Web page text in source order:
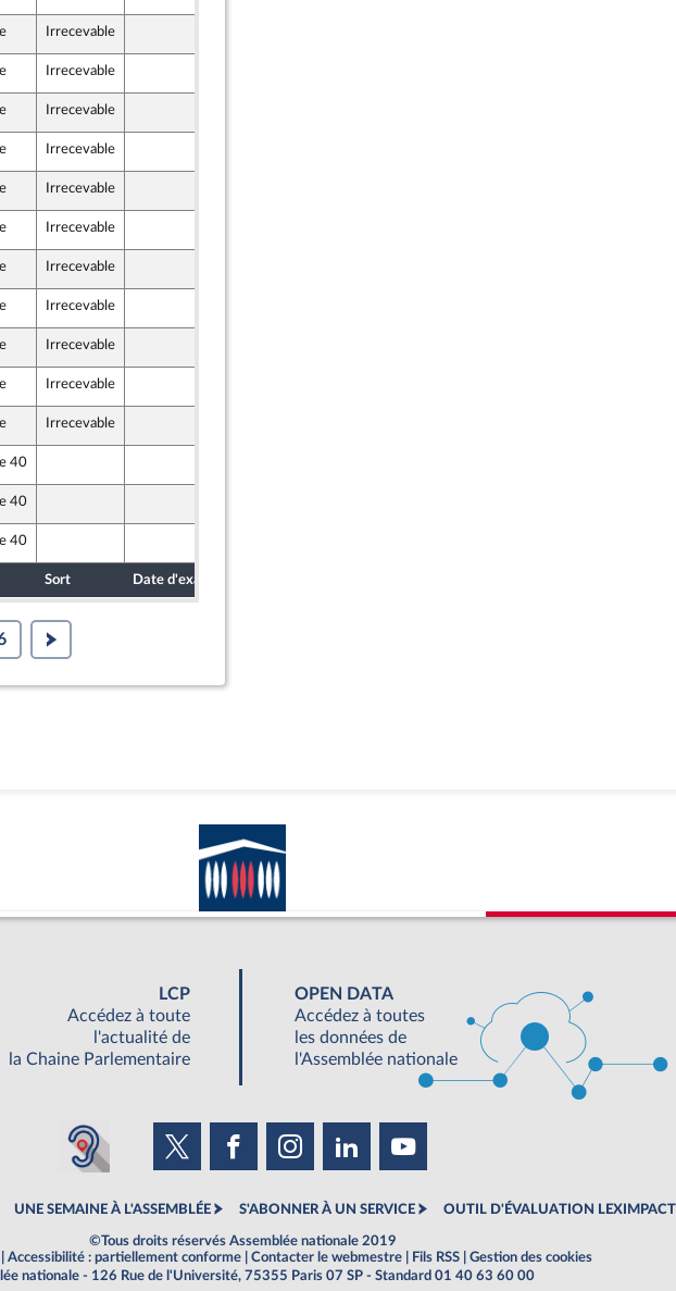
Irrecevable
Irrecevable
Irrecevable
Irrecevable
Irrecevable
Irrecevable
Irrecevable
Irrecevable
Irrecevable
Irrecevable
Irrecevable
40
et Territoires
40
40
Sort Date d'examen
LCP
Accédez à toute
l'actualité de
la Chaine Parlementaire
OPEN DATA
Accédez à toutes
les données de
l'Assemblée nationale
UNE SEMAINE À L'ASSEMBLÉE S'ABONNER À UN SERVICE OUTIL D'ÉVALUATION LEXIMPACT
©Tous droits réservés Assemblée nationale 2019
Accessibilité : partiellement conforme Contacter le webmestre Fils RSS
Gestion des cookies
nationale - 126 Rue de l'Université, 75355 Paris 07 SP - Standard 01 40 63 60 00